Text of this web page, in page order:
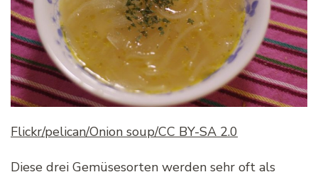
Flickr/pelican/Onion soup/CC BY-SA 2.0
Diese drei Gemüsesorten werden sehr oft als